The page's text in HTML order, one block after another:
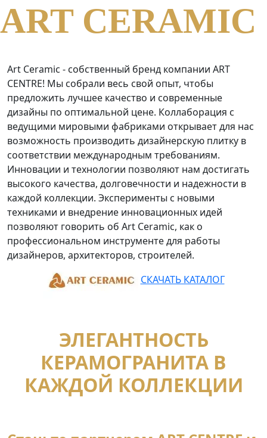
ART CERAMIC
Art Ceramic - собственный бренд компании ART
CENTRE! Мы собрали весь свой опыт, чтобы
предложить лучшее качество и современные
дизайны по оптимальной цене. Коллаборация с
ведущими мировыми фабриками открывает для нас
возможность производить дизайнерскую плитку в
соответствии международным требованиям.
Инновации и технологии позволяют нам достигать
высокого качества, долговечности и надежности в
каждой коллекции. Эксперименты с новыми
техниками и внедрение инновационных идей
позволяют говорить об Art Ceramic, как о
профессиональном инструменте для работы
дизайнеров, архитекторов, строителей.
СКАЧАТЬ КАТАЛОГ
ЭЛЕГАНТНОСТЬ
КЕРАМОГРАНИТА В
КАЖДОЙ КОЛЛЕКЦИИ